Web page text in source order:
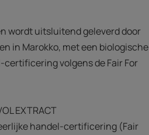
wordt uitsluitend geleverd door
in Marokko, met een biologische
volgens de Fair For
EXTRACT
handel-certificering (Fair